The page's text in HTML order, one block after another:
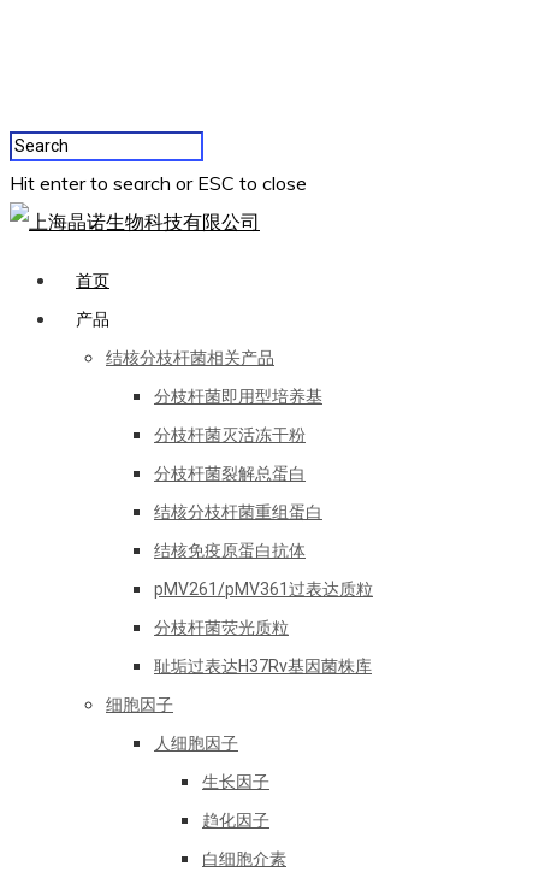
Hit enter to search or ESC to close
首页
产品
结核分枝杆菌相关产品
分枝杆菌即用型培养基
分枝杆菌灭活冻干粉
分枝杆菌裂解总蛋白
结核分枝杆菌重组蛋白
结核免疫原蛋白抗体
pMV261/pMV361过表达质粒
分枝杆菌荧光质粒
耻垢过表达H37Rv基因菌株库
细胞因子
人细胞因子
生长因子
趋化因子
白细胞介素